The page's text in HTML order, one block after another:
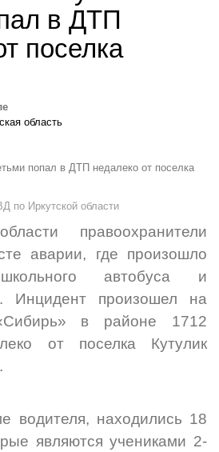
в ДТП
поселка
область
по Иркутской области
правоохранители
аварии, где произошло
автобуса и
Инцидент произошел на
в районе 1712
от поселка Кутулик
водителя, находились 18
являются учениками 2-